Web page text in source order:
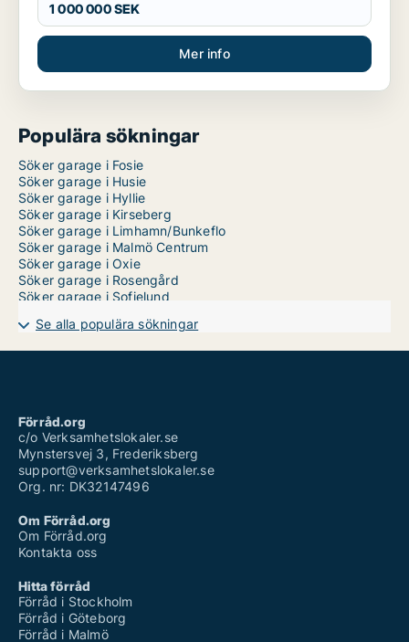
1 000 000 SEK
Mer info
Populära sökningar
Söker garage i Fosie
Söker garage i Husie
Söker garage i Hyllie
Söker garage i Kirseberg
Söker garage i Limhamn/Bunkeflo
Söker garage i Malmö Centrum
Söker garage i Oxie
Söker garage i Rosengård
Söker garage i Sofielund
Se alla populära sökningar
Förråd.org
c/o Verksamhetslokaler.se
Mynstersvej 3, Frederiksberg
support@verksamhetslokaler.se
Org. nr: DK32147496
Om Förråd.org
Om Förråd.org
Kontakta oss
Hitta förråd
Förråd i Stockholm
Förråd i Göteborg
Förråd i Malmö